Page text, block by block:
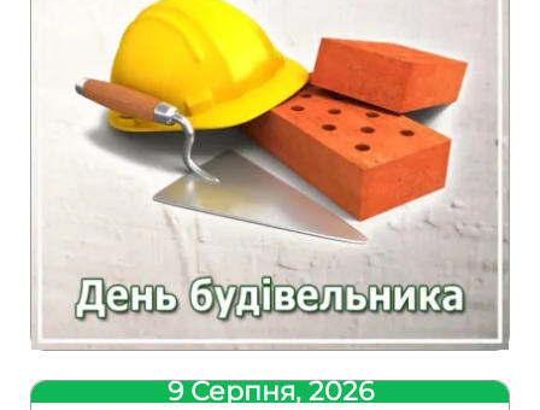
9 Серпня, 2026